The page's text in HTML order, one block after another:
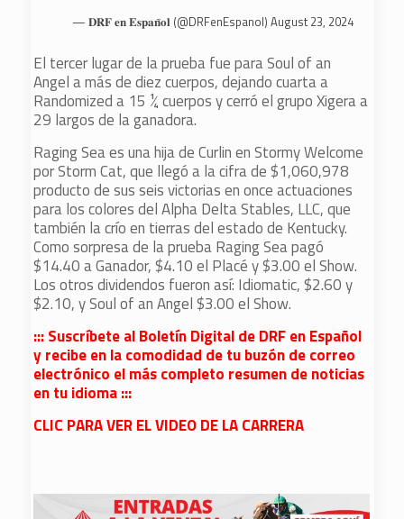
— 𝐃𝐑𝐅 𝐞𝐧 𝐄𝐬𝐩𝐚𝐧̃𝐨𝐥 (@DRFenEspanol)August 23, 2024
El tercer lugar de la prueba fue para Soul of an
Angel a más de diez cuerpos, dejando cuarta a
Randomized a 15 ¼ cuerpos y cerró el grupo Xigera a
29 largos de la ganadora.
Raging Sea es una hija de Curlin en Stormy Welcome
por Storm Cat, que llegó a la cifra de $1,060,978
producto de sus seis victorias en once actuaciones
para los colores del Alpha Delta Stables, LLC, que
también la crío en tierras del estado de Kentucky.
Como sorpresa de la prueba Raging Sea pagó
$14.40 a Ganador, $4.10 el Placé y $3.00 el Show.
Los otros dividendos fueron así: Idiomatic, $2.60 y
$2.10, y Soul of an Angel $3.00 el Show.
::: Suscríbete al Boletín Digital de DRF en Español
y recibe en la comodidad de tu buzón de correo
electrónico el más completo resumen de noticias
en tu idioma :::
CLIC PARA VER EL VIDEO DE LA CARRERA